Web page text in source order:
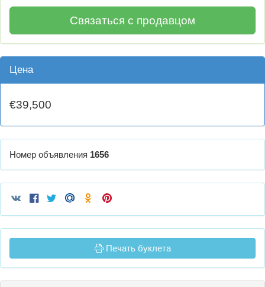
Связаться с продавцом
Цена
€39,500
Номер объявления 1656
Печать буклета